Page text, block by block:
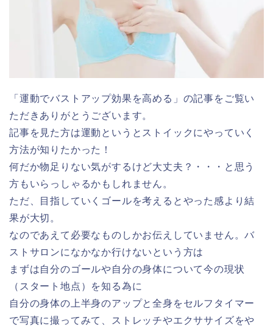
「運動でバストアップ効果を高める」の記事をご覧い
ただきありがとうございます。
記事を見た方は運動というとストイックにやっていく
方法が知りたかった！
何だか物足りない気がするけど大丈夫？・・・と思う
方もいらっしゃるかもしれません。
ただ、目指していくゴールを考えるとやった感より結
果が大切。
なのであえて必要なものしかお伝えしていません。バ
ストサロンになかなか行けないという方は
まずは自分のゴールや自分の身体について今の現状
（スタート地点）を知る為に
自分の身体の上半身のアップと全身をセルフタイマー
で写真に撮ってみて、ストレッチやエクササイズをや